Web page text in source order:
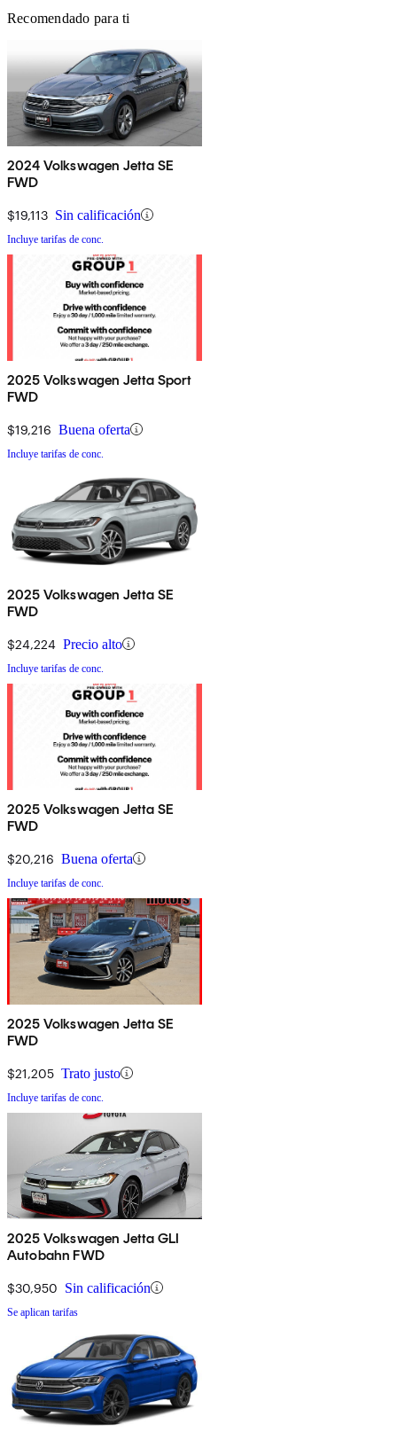
Recomendado para ti
2024 Volkswagen Jetta SE
FWD
$19,113 Sin calificación
Incluye tarifas de conc.
2025 Volkswagen Jetta Sport
FWD
$19,216 Buena oferta
Incluye tarifas de conc.
2025 Volkswagen Jetta SE
FWD
$24,224 Precio alto
Incluye tarifas de conc.
2025 Volkswagen Jetta SE
FWD
$20,216 Buena oferta
Incluye tarifas de conc.
2025 Volkswagen Jetta SE
FWD
$21,205 Trato justo
Incluye tarifas de conc.
2025 Volkswagen Jetta GLI
Autobahn FWD
$30,950 Sin calificación
Se aplican tarifas